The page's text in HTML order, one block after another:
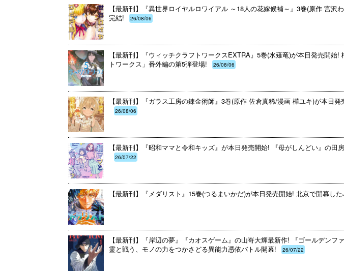
【最新刊】『異世界ロイヤルロワイアル ～18人の花嫁候補～』3巻(原作 宮沢
完結!
26/08/06
【最新刊】『ウィッチクラフトワークスEXTRA』5巻(水薙竜)が本日発売開
トワークス」番外編の第5弾登場!
26/08/06
【最新刊】『ガラス工房の錬金術師』3巻(原作 佐倉真稀/漫画 樺ユキ)が本日
26/08/06
【最新刊】『昭和ママと令和キッズ』が本日発売開始! 『母がしんどい』の
26/07/22
【最新刊】『メダリスト』15巻(つるまいかだ)が本日発売開始! 北京で開幕
【最新刊】『岸辺の夢』『カオスゲーム』の山嵜大輝最新作! 『ゴールデン
霊と戦う、モノの力をつかさどる異能力憑依バトル開幕!
26/07/22